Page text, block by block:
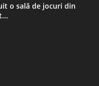
o sală de jocuri din